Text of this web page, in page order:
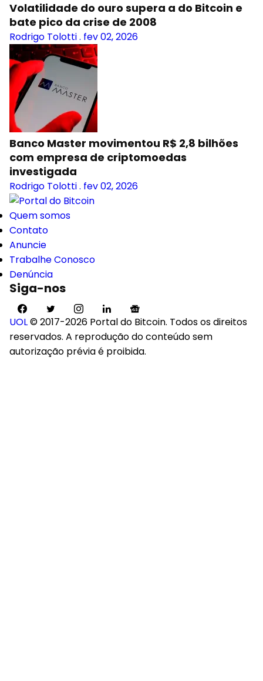
Volatilidade do ouro supera a do Bitcoin e
bate pico da crise de 2008
Rodrigo Tolotti. fev 02, 2026
Banco Master movimentou R$ 2,8 bilhões
com empresa de criptomoedas
investigada
Rodrigo Tolotti. fev 02, 2026
Quem somos
Contato
Anuncie
Trabalhe Conosco
Denúncia
Siga-nos
UOL© 2017-2026 Portal do Bitcoin. Todos os direitos
reservados. A reprodução do conteúdo sem
autorização prévia é proibida.